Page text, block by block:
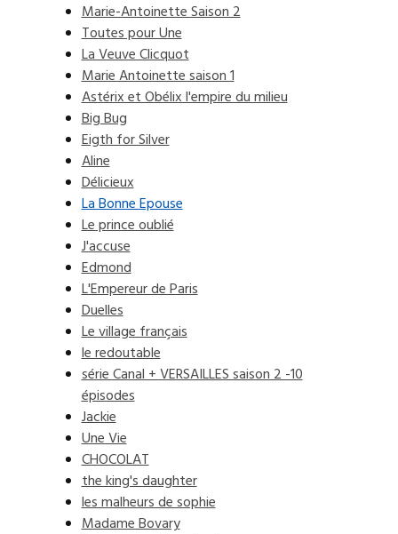
Marie-Antoinette Saison 2
Toutes pour Une
La Veuve Clicquot
Marie Antoinette saison 1
Astérix et Obélix l'empire du milieu
Big Bug
Eigth for Silver
Aline
Délicieux
La Bonne Epouse
Le prince oublié
J'accuse
Edmond
L'Empereur de Paris
Duelles
Le village français
le redoutable
série Canal + VERSAILLES saison 2 -10
épisodes
Jackie
Une Vie
CHOCOLAT
the king's daughter
les malheurs de sophie
Madame Bovary